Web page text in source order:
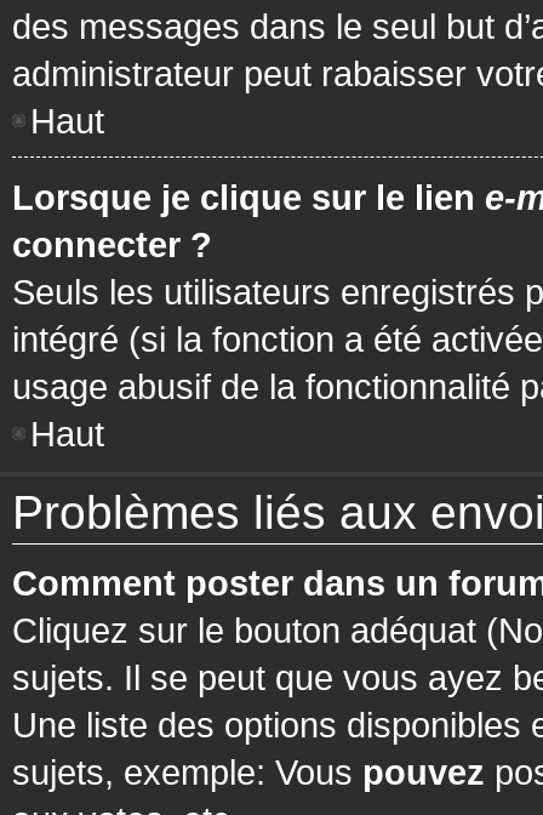
des messages dans le seul but
administrateur peut rabaisser
Haut
Lorsque je clique sur le lien e-
connecter ?
Seuls les utilisateurs enregistrés
intégré (si la fonction a été
usage abusif de la fonctionnalité
Haut
Problèmes liés aux
Comment poster dans un
Cliquez sur le bouton adéquat
sujets. Il se peut que vous ayez
Une liste des options
sujets, exemple: Vous pouvez